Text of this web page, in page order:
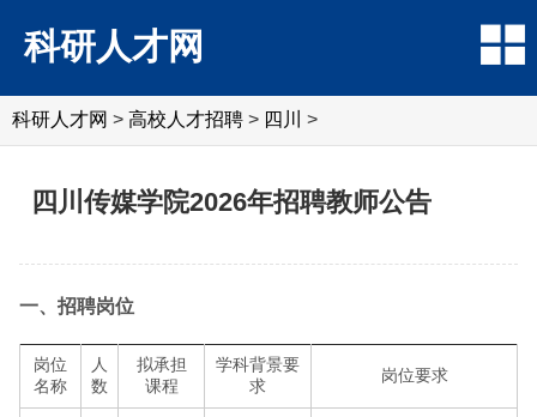
科研人才网
科研人才网 > 高校人才招聘 > 四川 >
四川传媒学院2026年招聘教师公告
一、招聘岗位
岗位
名称
人
数
拟承担
课程
学科背景要
求
岗位要求